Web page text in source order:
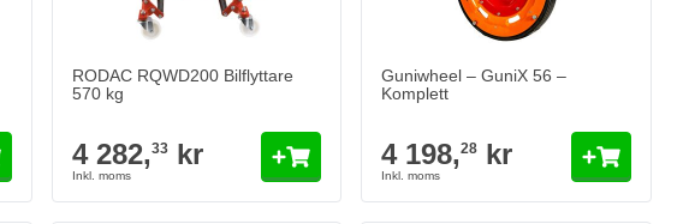
RODAC RQWD200 Bilflyttare
570 kg
4 282,33kr
Guniwheel – GuniX 56 –
Komplett
4 198,28 kr